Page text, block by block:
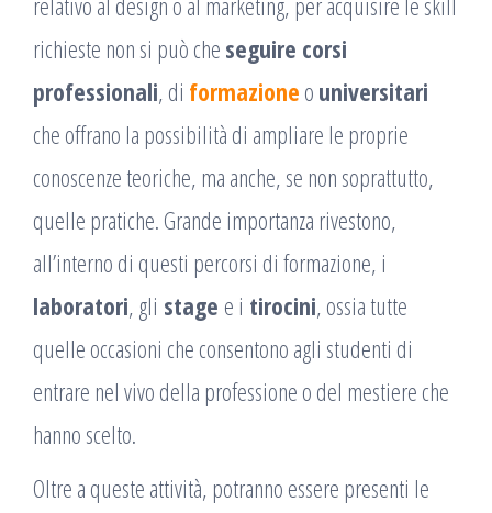
richieste non si può che seguire corsi
professionali, di formazione o universitari
che offrano la possibilità di ampliare le proprie
conoscenze teoriche, ma anche, se non soprattutto,
quelle pratiche. Grande importanza rivestono,
all’interno di questi percorsi di formazione, i
laboratori, gli stage e i tirocini, ossia tutte
quelle occasioni che consentono agli studenti di
entrare nel vivo della professione o del mestiere che
hanno scelto.
Oltre a queste attività, potranno essere presenti le